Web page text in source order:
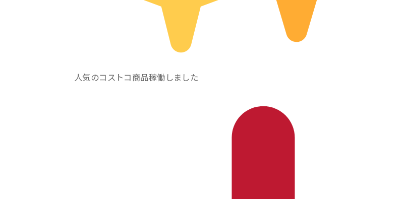
人気のコストコ商品稼働しました